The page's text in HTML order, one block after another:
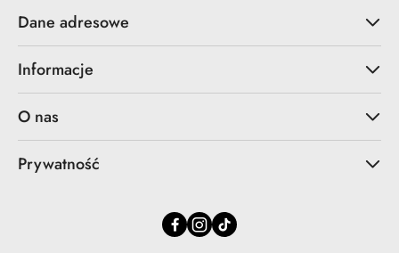
Dane adresowe
Informacje
O nas
Prywatność